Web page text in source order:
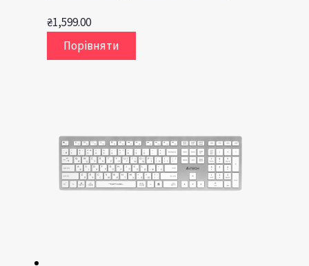
₴1,599.00
Порівняти